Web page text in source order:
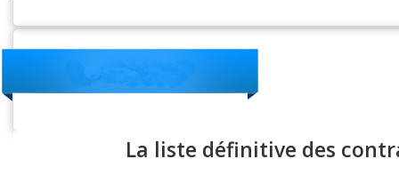
La liste définitive des